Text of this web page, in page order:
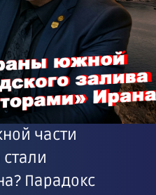
части
Парадокс